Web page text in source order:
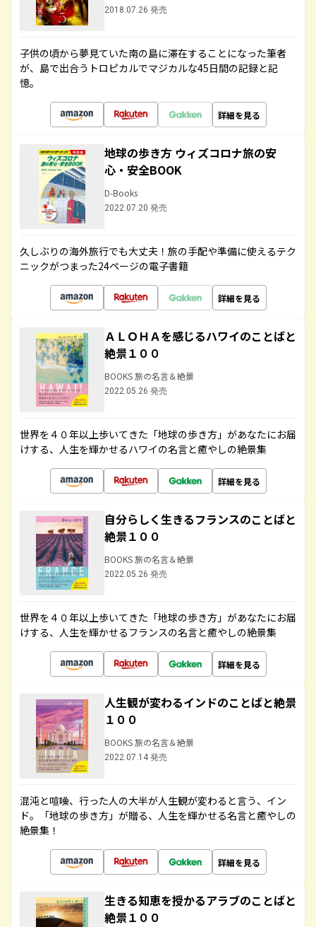
2018.07.26 発売
子供の頃から夢見ていた南の島に滞在することになった筆者
が、島で出合うトロピカルでマジカルな45日間の記録と記
憶。
詳細を見る
地球の歩き方 ウィズコロナ旅の安
心・安全BOOK
D-Books
2022.07.20 発売
久しぶりの海外旅行でも大丈夫！旅の手配や準備に使えるテク
ニックがつまった24ページの電子書籍
詳細を見る
ＡＬＯＨＡを感じるハワイのことばと
絶景１００
BOOKS 旅の名言＆絶景
2022.05.26 発売
世界を４０年以上歩いてきた「地球の歩き方」があなたにお届
けする、人生を輝かせるハワイの名言と癒やしの絶景集
詳細を見る
自分らしく生きるフランスのことばと
絶景１００
BOOKS 旅の名言＆絶景
2022.05.26 発売
世界を４０年以上歩いてきた「地球の歩き方」があなたにお届
けする、人生を輝かせるフランスの名言と癒やしの絶景集
詳細を見る
人生観が変わるインドのことばと絶景
１００
BOOKS 旅の名言＆絶景
2022.07.14 発売
混沌と喧噪、行った人の大半が人生観が変わると言う、イン
ド。「地球の歩き方」が贈る、人生を輝かせる名言と癒やしの
絶景集！
詳細を見る
生きる知恵を授かるアラブのことばと
絶景１００